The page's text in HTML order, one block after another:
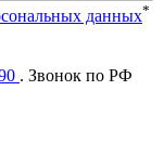
данных*
. Звонок по РФ